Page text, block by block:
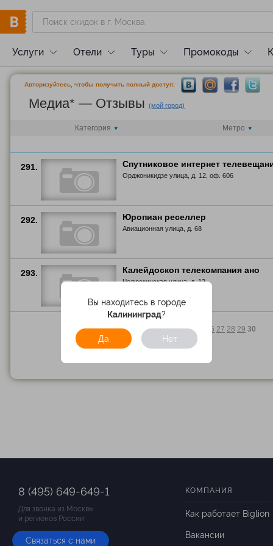
Вы находитесь в городе
Калининград?
Да Нет
Услуги Отели Туры Промокоды
Авторизуйтесь, чтобы получить полный доступ:
Медиа* — Отзывы (мой город)
Категория Метро
291. Спутниковое интернет
Орджоникидзе улица, д. 12, оф. 606
292. Юропиан реселлер
Авиационная улица, д. 68
293. Калейдоскоп телекомпания ано
Челюскинская улица, д. 12
<< 26 27 28 29 30
8 (495) 649-649-1
Для звонка из Москвы
и регионов России
Связаться с нами
КОМПАНИЯ
Как работает Biglion
Вакансии